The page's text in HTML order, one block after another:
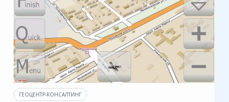
ГЕОЦЕНТР-КОНСАЛТИНГ